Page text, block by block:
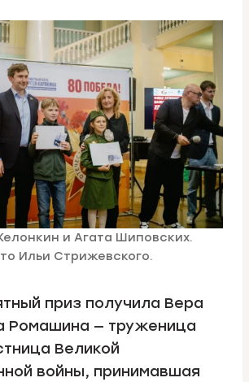
и Агата Шиповских.
Ильи Стрижевского.
приз получила Вера
Ромашина — труженица
Великой
войны, принимавшая